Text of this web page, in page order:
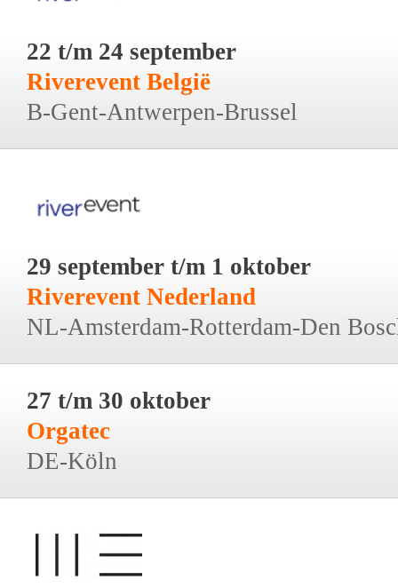
22 t/m 24 september
Riverevent België
B-Gent-Antwerpen-Brussel
29 september t/m 1 oktober
Riverevent Nederland
NL-Amsterdam-Rotterdam-Den
27 t/m 30 oktober
Orgatec
DE-Köln